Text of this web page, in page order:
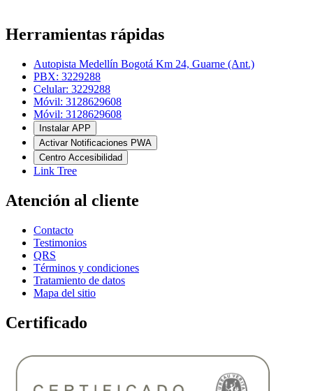
Herramientas rápidas
Autopista Medellín Bogotá Km 24, Guarne (Ant.)
PBX: 3229288
Celular: 3229288
Móvil: 3128629608
Móvil: 3128629608
Instalar APP
Activar Notificaciones PWA
Centro Accesibilidad
Link Tree
Atención al cliente
Contacto
Testimonios
QRS
Términos y condiciones
Tratamiento de datos
Mapa del sitio
Certificado